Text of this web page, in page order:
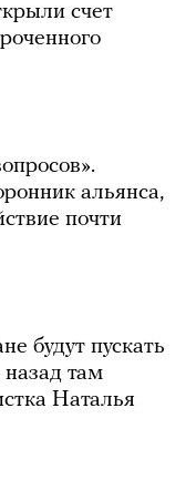
счет
альянса,
почти
будут пускать
там
Наталья